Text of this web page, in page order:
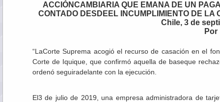
ACCIÓNCAMBIARIA QUE EMANA DE UN
CONTADO DESDEEL INCUMPLIMIENTO DE
Chile, 3 de
Por
“LaCorte Suprema acogió el recurso de casación en el
Corte de Iquique, que confirmó aquella de baseque
ordenó seguiradelante con la ejecución.
El3 de julio de 2019, una empresa administradora de